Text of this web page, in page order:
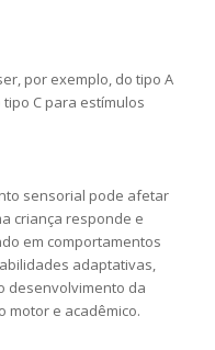
por exemplo, do tipo A
C para estímulos
sensorial pode afetar
criança responde e
em comportamentos
adaptativas,
desenvolvimento da
motor e acadêmico.